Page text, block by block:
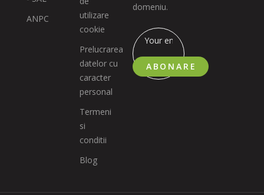
ANPC
utilizare
cookie
Prelucrarea
datelor cu
caracter
personal
Termeni
si
conditii
Blog
domeniu.
ABONARE